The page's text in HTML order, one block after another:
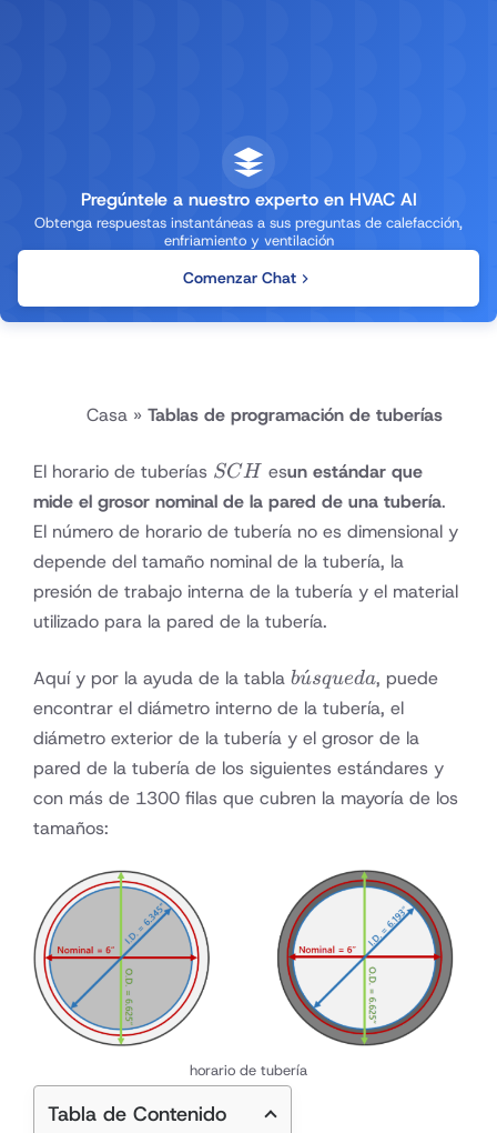
Pregúntele a nuestro experto en HVAC AI
Obtenga respuestas instantáneas a sus preguntas de calefacción,
enfriamiento y ventilación
Comenzar Chat
Casa » Tablas de programación de tuberías
El horario de tuberías SCH
SCH esun estándar que
mide el grosor nominal de la pared de una tubería.
El número de horario de tubería no es dimensional y
depende del tamaño nominal de la tubería, la
presión de trabajo interna de la tubería y el material
utilizado para la pared de la tubería.
Aquí y por la ayuda de la tabla búsqueda
bu
ˊsqueda, puede
encontrar el diámetro interno de la tubería, el
diámetro exterior de la tubería y el grosor de la
pared de la tubería de los siguientes estándares y
con más de 1300 filas que cubren la mayoría de los
tamaños:
horario de tubería
Tabla de Contenido